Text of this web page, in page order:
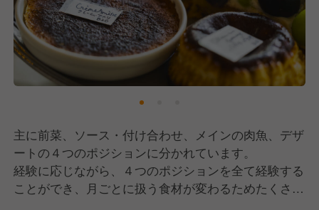
主に前菜、ソース・付け合わせ、メインの肉魚、デザ
ートの４つのポジションに分かれています。
経験に応じながら、４つのポジションを全て経験する
ことができ、月ごとに扱う食材が変わるためたくさん